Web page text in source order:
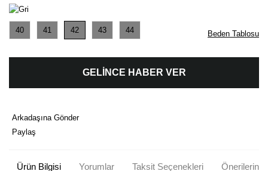
40 41 42 43 44 Beden Tablosu
GELİNCE HABER VER
Arkadaşına Gönder
Paylaş
Ürün Bilgisi Yorumlar Taksit Seçenekleri Önerileriniz